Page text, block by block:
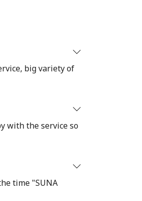
big variety of
with the service so
time "SUNA